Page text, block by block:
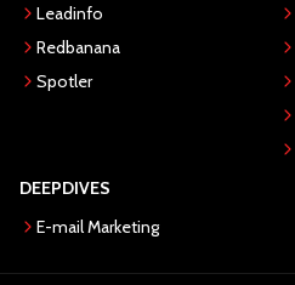
Leadinfo
Redbanana
Spotler
DEEPDIVES
E-mail Marketing